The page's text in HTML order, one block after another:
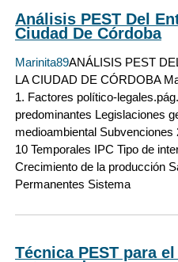
Análisis PEST Del
Ciudad De Córdoba
Marinita89ANÁLISIS PEST
LA CIUDAD DE CÓRDOBA
1. Factores político-
predominantes Legislaciones
medioambiental
10 Temporales IPC Tipo de
Crecimiento de la producción
Permanentes Sistema
Técnica PEST para